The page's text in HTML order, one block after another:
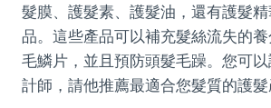
髮膜、護髮素、護髮油，還有護髮
品。這些產品可以補充髮絲流失的
毛鱗片，並且預防頭髮毛躁。您可
計師，請他推薦最適合您髮質的護髮